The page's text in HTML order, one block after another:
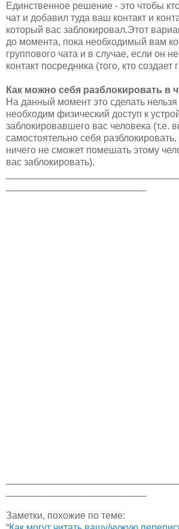
Единственное решение - это чтобы
чат и добавил туда ваш контакт и
который вас заблокировал.Этот
до момента, пока необходимый вам
группового чата и в случае, если он
контакт посредника (того, кто создает
Как можно себя разблокировать в
На данный момент это сделать нельзя
необходим физический доступ к
заблокировавшего вас человека (т.е.
самостоятельно себя разблокировать,
ничего не сможет помешать этому
вас заблокировать).
Заметки, похожие по теме: